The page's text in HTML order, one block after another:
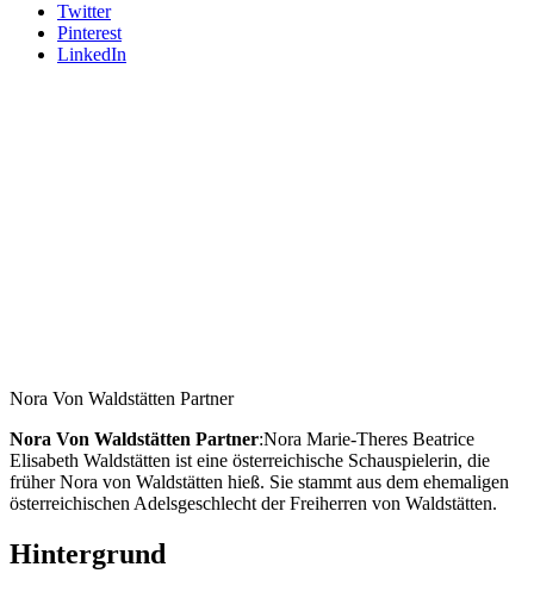
Twitter
Pinterest
LinkedIn
Nora Von Waldstätten Partner
Nora Von Waldstätten Partner:Nora Marie-Theres Beatrice
Elisabeth Waldstätten ist eine österreichische Schauspielerin, die
früher Nora von Waldstätten hieß. Sie stammt aus dem ehemaligen
österreichischen Adelsgeschlecht der Freiherren von Waldstätten.
Hintergrund